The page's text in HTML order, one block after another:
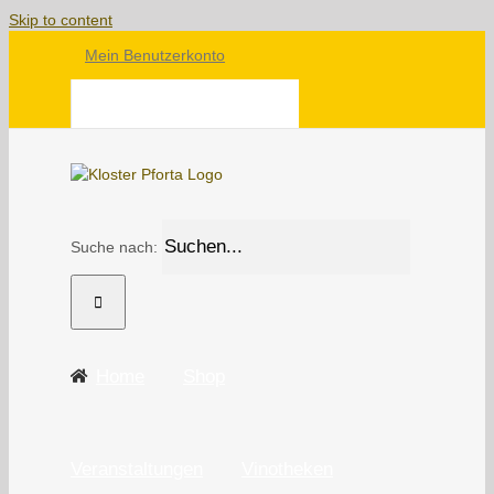
Skip to content
Mein Benutzerkonto
Suche nach: